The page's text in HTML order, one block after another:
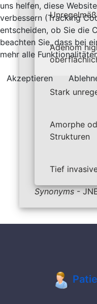
Adenom
Stark
Amorphe
Strukturen
Tief
Synonyms-
uns helfen, diese
verbessern (Tracking
entscheiden, ob Sie die
beachten Sie, dass bei
mehr alle
Akzeptieren